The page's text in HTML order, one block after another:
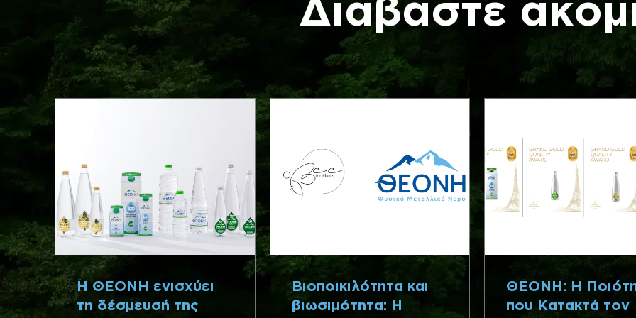
Η ΘΕΟΝΗ ενισχύει
τη δέσμευσή της
Βιοποικιλότητα και
βιωσιμότητα: Η
ΘΕΟΝΗ: Η
που Κατακτά τον